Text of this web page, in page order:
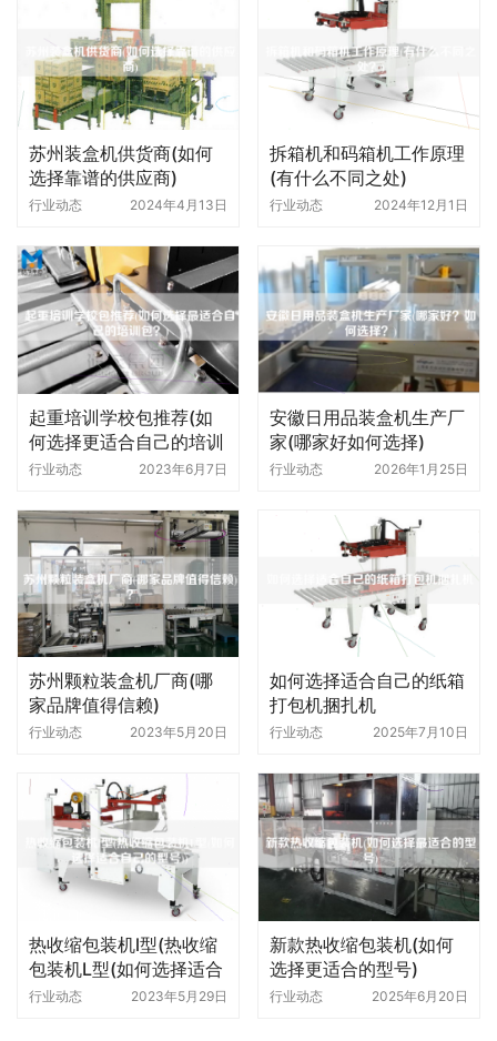
苏州装盒机供货商(如何
选择靠谱的供应商)
行业动态 2024年4月13日
拆箱机和码箱机工作原理
(有什么不同之处)
行业动态 2024年12月1日
起重培训学校包推荐(如
何选择更适合自己的培训
包)
行业动态 2023年6月7日
安徽日用品装盒机生产厂
家(哪家好如何选择)
行业动态 2026年1月25日
苏州颗粒装盒机厂商(哪
家品牌值得信赖)
行业动态 2023年5月20日
如何选择适合自己的纸箱
打包机捆扎机
行业动态 2025年7月10日
热收缩包装机l型(热收缩
包装机L型(如何选择适合
自己的型号))
行业动态 2023年5月29日
新款热收缩包装机(如何
选择更适合的型号)
行业动态 2025年6月20日